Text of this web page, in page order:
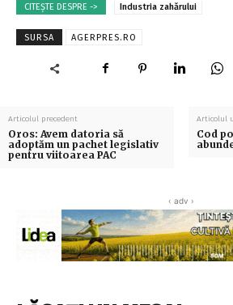
CITEȘTE DESPRE -> Industria zahărului
SURSA AGERPRES.RO
Articolul precedent
Oros: Avem datoria să
adoptăm un pachet legislativ
pentru viitoarea PAC
Articolul
Cod
‹ adv ›